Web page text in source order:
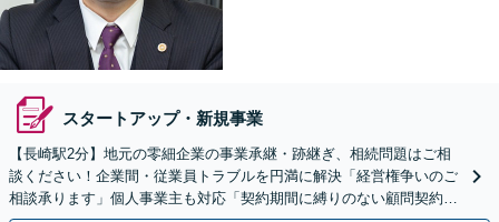
スタートアップ・新規事業
【長崎駅2分】地元の零細企業の事業承継・跡継ぎ、相続問題はご相
談ください！企業間・従業員トラブルを円満に解決「経営権争いのご
相談承ります」個人事業主も対応「契約期間に縛りのない顧問契約あ